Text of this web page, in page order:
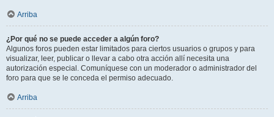
Arriba
¿Por qué no se puede acceder a algún foro?
Algunos foros pueden estar limitados para ciertos usuarios o grupos y para
visualizar, leer, publicar o llevar a cabo otra acción allí necesita una
autorización especial. Comuníquese con un moderador o administrador del
foro para que se le conceda el permiso adecuado.
Arriba